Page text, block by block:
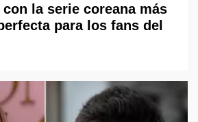
la serie coreana más
para los fans del